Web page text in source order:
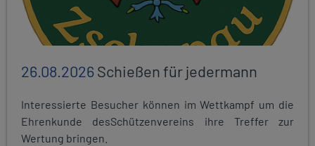
26.08.2026Schießen für jedermann
Interessierte Besucher können im Wettkampf um die
Ehrenkunde desSchützenvereins ihre Treffer zur
Wertung bringen.